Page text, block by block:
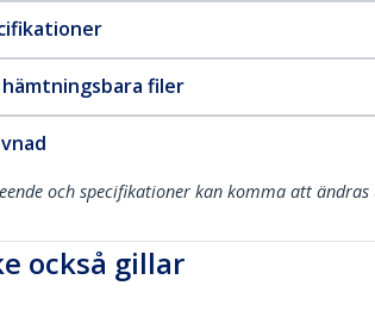
filer
och specifikationer kan komma att
också gillar